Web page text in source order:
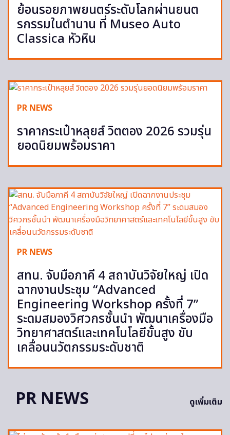
ย้อนรอยภาพยนตร์ระดับโลกผ่านยนต
รกรรมในตำนาน ที่ Museo Auto
Classica หัวหิน
PR NEWS
ราคากระเป๋าหลุยส์ วิตตอง 2026 รวมรุ่น
ยอดนิยมพร้อมราคา
PR NEWS
สทน. จับมือภาคี 4 สถาบันวิจัยใหญ่ เปิด
ฉากงานประชุม “Advanced
Engineering Workshop ครั้งที่ 7”
ระดมสมองวิศวกรชั้นนำ พัฒนาเครื่องมือ
วิทยาศาสตร์และเทคโนโลยีขั้นสูง ขับ
เคลื่อนนวัตกรรมระดับชาติ
PR NEWS ดูเพิ่มเติม